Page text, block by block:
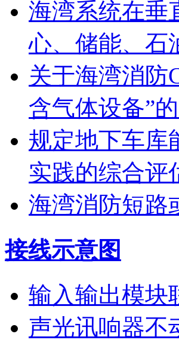
海湾系统在
心、储能、石
关于海湾消防
含气体设备”
规定地下车
实践的综合评
海湾消防短路
接线示意图
输入输出模块
声光讯响器不